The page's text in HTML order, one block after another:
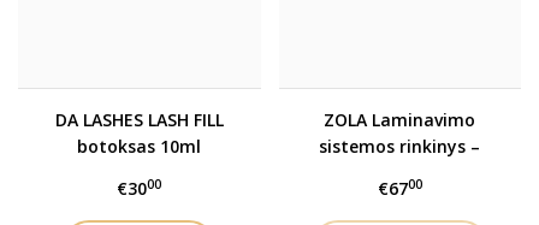
DA LASHES LASH FILL
botoksas 10ml
€3000
ZOLA Laminavimo
sistemos rinkinys –
Classic System
€6700